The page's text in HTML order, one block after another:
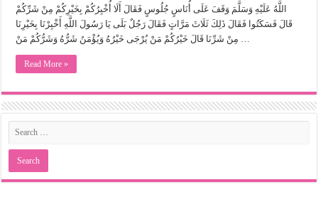
اللَّهُ عَلَيْهِ وَسَلَّمَ وَقَفَ عَلَى أُنَاسٍ جُلُوسٍ فَقَالَ أَلَا أُخْبِرُكُمْ بِخَيْرِكُمْ مِنْ شَرِّكُمْ
قَالَ فَسَكَتُوا فَقَالَ ذَلِكَ ثَلَاثَ مَرَّاتٍ فَقَالَ رَجُلٌ بَلَى يَا رَسُولَ اللَّهِ أَخْبِرْنَا بِخَيْرِنَا
Read More »